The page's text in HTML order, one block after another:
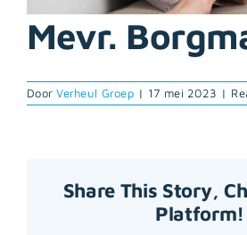
Mevr.
DoorVerheul Groep | 17 mei 2023 |
Share This Story,
Platform!